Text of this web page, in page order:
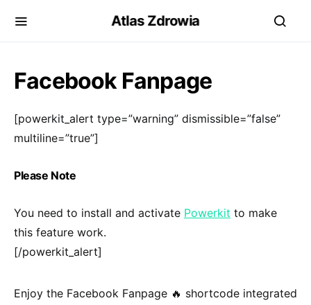
Atlas Zdrowia
Facebook Fanpage
[powerkit_alert type=”warning” dismissible=”false”
multiline=”true”]
Please Note
You need to install and activate Powerkit to make
this feature work.
[/powerkit_alert]
Enjoy the Facebook Fanpage 🔥 shortcode integrated